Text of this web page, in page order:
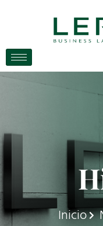
Inicio